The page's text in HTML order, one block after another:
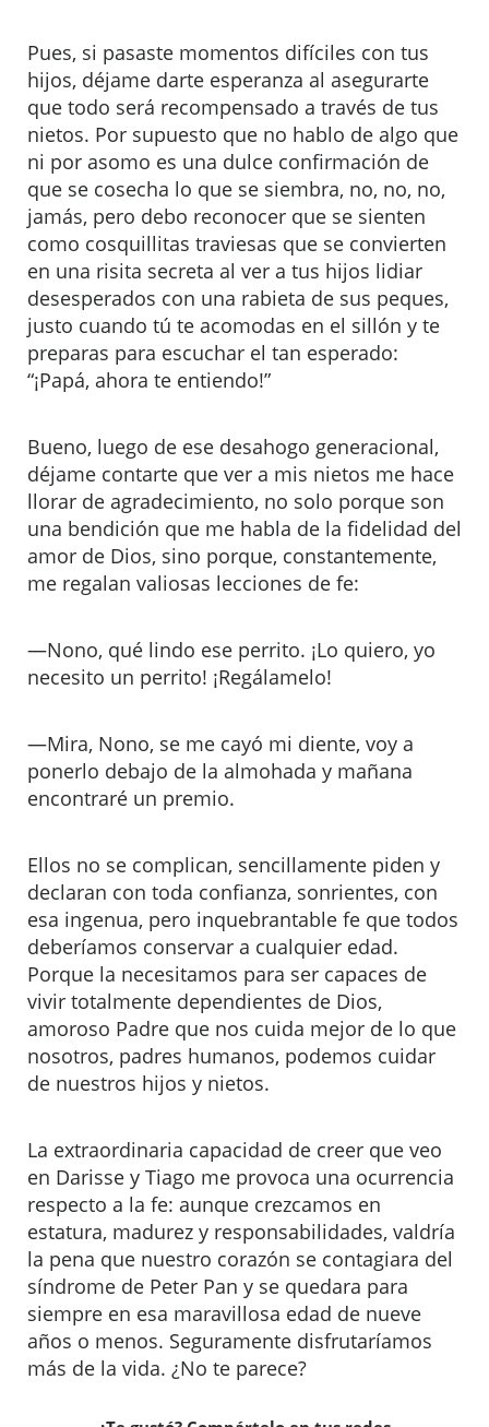
Pues, si pasaste momentos difíciles con tus
hijos, déjame darte esperanza al asegurarte
que todo será recompensado a través de tus
nietos. Por supuesto que no hablo de algo que
ni por asomo es una dulce confirmación de
que se cosecha lo que se siembra, no, no, no,
jamás, pero debo reconocer que se sienten
como cosquillitas traviesas que se convierten
en una risita secreta al ver a tus hijos lidiar
desesperados con una rabieta de sus peques,
justo cuando tú te acomodas en el sillón y te
preparas para escuchar el tan esperado:
“¡Papá, ahora te entiendo!”
Bueno, luego de ese desahogo generacional,
déjame contarte que ver a mis nietos me hace
llorar de agradecimiento, no solo porque son
una bendición que me habla de la fidelidad del
amor de Dios, sino porque, constantemente,
me regalan valiosas lecciones de fe:
—Nono, qué lindo ese perrito. ¡Lo quiero, yo
necesito un perrito! ¡Regálamelo!
—Mira, Nono, se me cayó mi diente, voy a
ponerlo debajo de la almohada y mañana
encontraré un premio.
Ellos no se complican, sencillamente piden y
declaran con toda confianza, sonrientes, con
esa ingenua, pero inquebrantable fe que todos
deberíamos conservar a cualquier edad.
Porque la necesitamos para ser capaces de
vivir totalmente dependientes de Dios,
amoroso Padre que nos cuida mejor de lo que
nosotros, padres humanos, podemos cuidar
de nuestros hijos y nietos.
La extraordinaria capacidad de creer que veo
en Darisse y Tiago me provoca una ocurrencia
respecto a la fe: aunque crezcamos en
estatura, madurez y responsabilidades, valdría
la pena que nuestro corazón se contagiara del
síndrome de Peter Pan y se quedara para
siempre en esa maravillosa edad de nueve
años o menos. Seguramente disfrutaríamos
más de la vida. ¿No te parece?